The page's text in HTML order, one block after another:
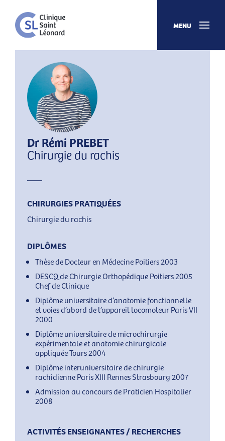
MENU
Dr Rémi PREBET
Chirurgie du rachis
CHIRURGIES PRATIQUÉES
Chirurgie du rachis
DIPLÔMES
Thèse de Docteur en Médecine Poitiers 2003
DESCQ de Chirurgie Orthopédique Poitiers 2005
Chef de Clinique
Diplôme universitaire d’anatomie fonctionnelle
et voies d’abord de l’appareil locomoteur Paris VII
2000
Diplôme universitaire de microchirurgie
expérimentale et anatomie chirurgicale
appliquée Tours 2004
Diplôme interuniversitaire de chirurgie
rachidienne Paris XIII Rennes Strasbourg 2007
Admission au concours de Praticien Hospitalier
2008
ACTIVITÉS ENSEIGNANTES / RECHERCHES